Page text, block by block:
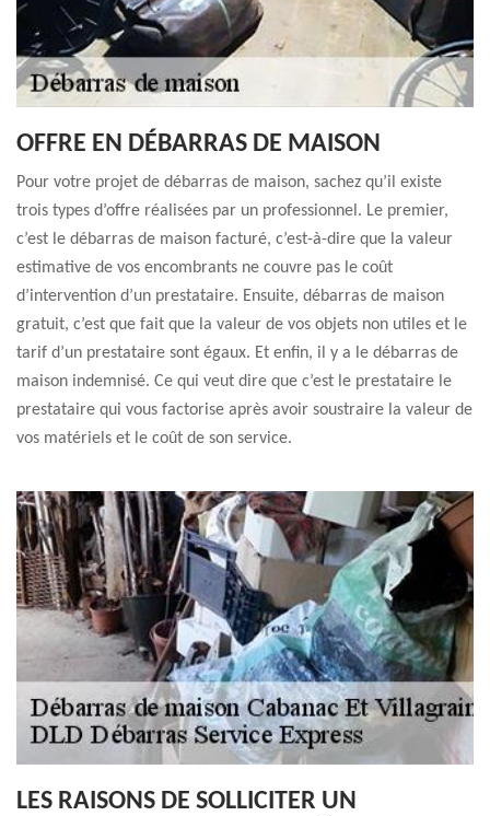
OFFRE EN DÉBARRAS DE MAISON
Pour votre projet de débarras de maison, sachez qu’il existe
trois types d’offre réalisées par un professionnel. Le premier,
c’est le débarras de maison facturé, c’est-à-dire que la valeur
estimative de vos encombrants ne couvre pas le coût
d’intervention d’un prestataire. Ensuite, débarras de maison
gratuit, c’est que fait que la valeur de vos objets non utiles et le
tarif d’un prestataire sont égaux. Et enfin, il y a le débarras de
maison indemnisé. Ce qui veut dire que c’est le prestataire le
prestataire qui vous factorise après avoir soustraire la valeur de
vos matériels et le coût de son service.
LES RAISONS DE SOLLICITER UN